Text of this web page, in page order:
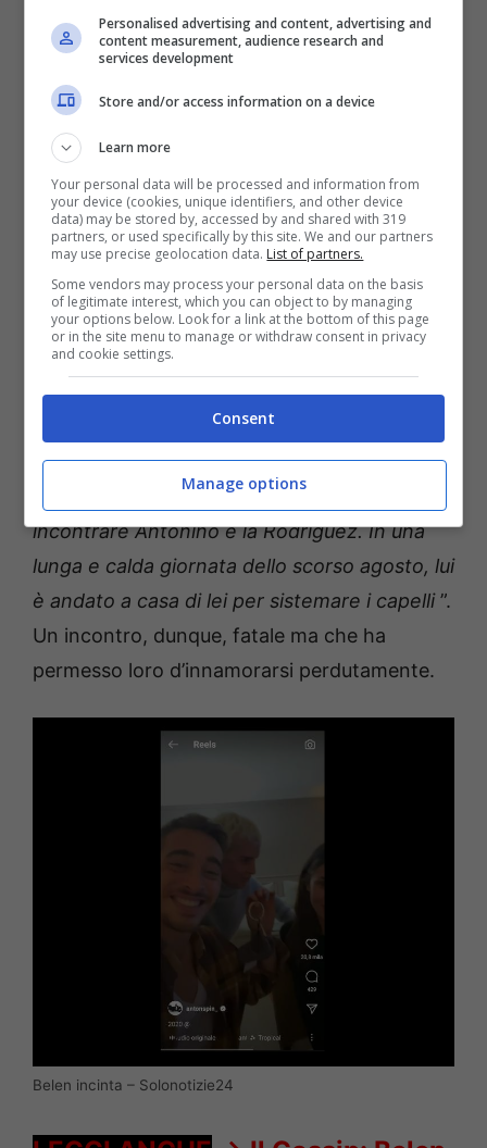
settimo cielo insieme adAntonio Spinalbese
avvolti da un grandissimo amore che, ben
presto, potrebbe avere anche un nuovo volto
dato che la showgirl sarebbe in attesa di un
bambino.
Belen incinta: mamma bis
Ebbene sì, questo è il gossip lanciato nel
corso delle ultime ore dal magazine di
Novella2000arrivato oggi in edicola.
Nell’articolo pubblicato del settimanale,
infatti, in merito alla gravidanza di Belen è
possibile leggere: “Figlio di un colpo di testa.
Letteralmente è stato quello che ha fatto
incontrare Antonino e la Rodriguez.In una
lunga e calda giornata dello scorso agosto, lui
è andato a casa di lei per sistemare i capelli”.
Un incontro, dunque, fatale ma che ha
permesso loro d’innamorarsi perdutamente.
Belen incinta – Solonotizie24
Personalised advertising and content, advertising and
content measurement, audience research and
services development
Store and/or access information on a device
Learn more
Your personal data will be processed and information from
your device (cookies, unique identifiers, and other device
data) may be stored by, accessed by and shared with 319
partners, or used specifically by this site. We and our partners
may use precise geolocation data. List of partners.
Some vendors may process your personal data on the basis
of legitimate interest, which you can object to by managing
your options below. Look for a link at the bottom of this page
or in the site menu to manage or withdraw consent in privacy
and cookie settings.
Consent
Manage options